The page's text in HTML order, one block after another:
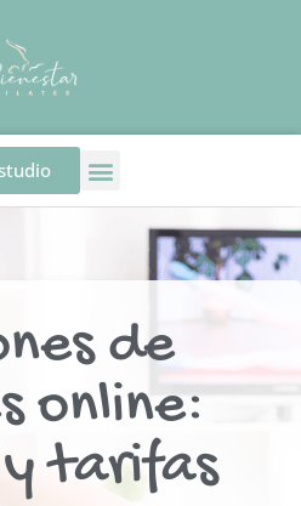
de
online:
tarifas